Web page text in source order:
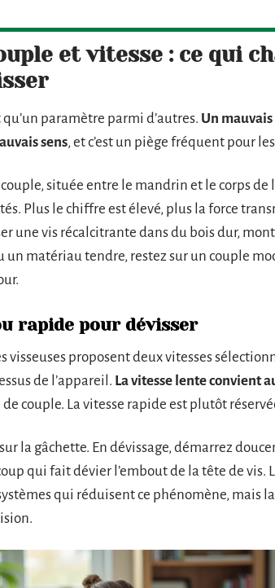
et vitesse : ce qui
qu’un paramètre parmi d’autres. Un
sens, et c’est un piège fréquent pour
située entre le mandrin et le corps de
Plus le chiffre est élevé, plus la force
une vis récalcitrante dans du bois dur,
un matériau tendre, restez sur un couple
rapide pour dévisser
visseuses proposent deux vitesses
de l’appareil. La vitesse lente convient
couple. La vitesse rapide est plutôt
la gâchette. En dévissage, démarrez
qui fait dévier l’embout de la tête de vis.
qui réduisent ce phénomène, mais